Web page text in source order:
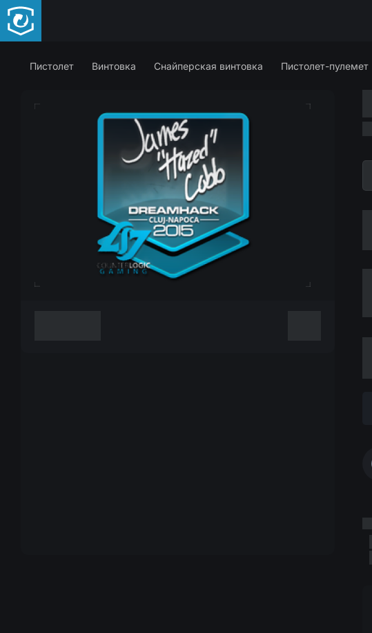
Пистолет Винтовка Снайперская винтовка Пистолет-пулемет